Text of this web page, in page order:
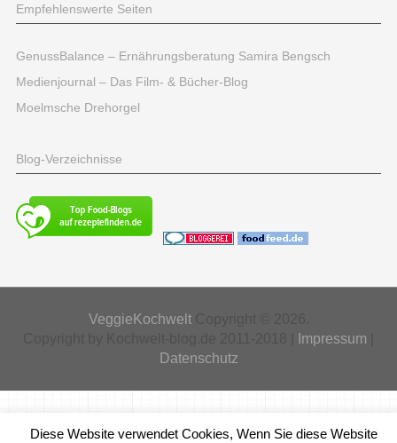
Empfehlenswerte Seiten
GenussBalance – Ernährungsberatung Samira Bengsch
Medienjournal – Das Film- & Bücher-Blog
Moelmsche Drehorgel
Blog-Verzeichnisse
VeggieKochweltCopyright © 2026.
Impressum
Datenschutz
Diese Website verwendet Cookies, Wenn Sie diese Website